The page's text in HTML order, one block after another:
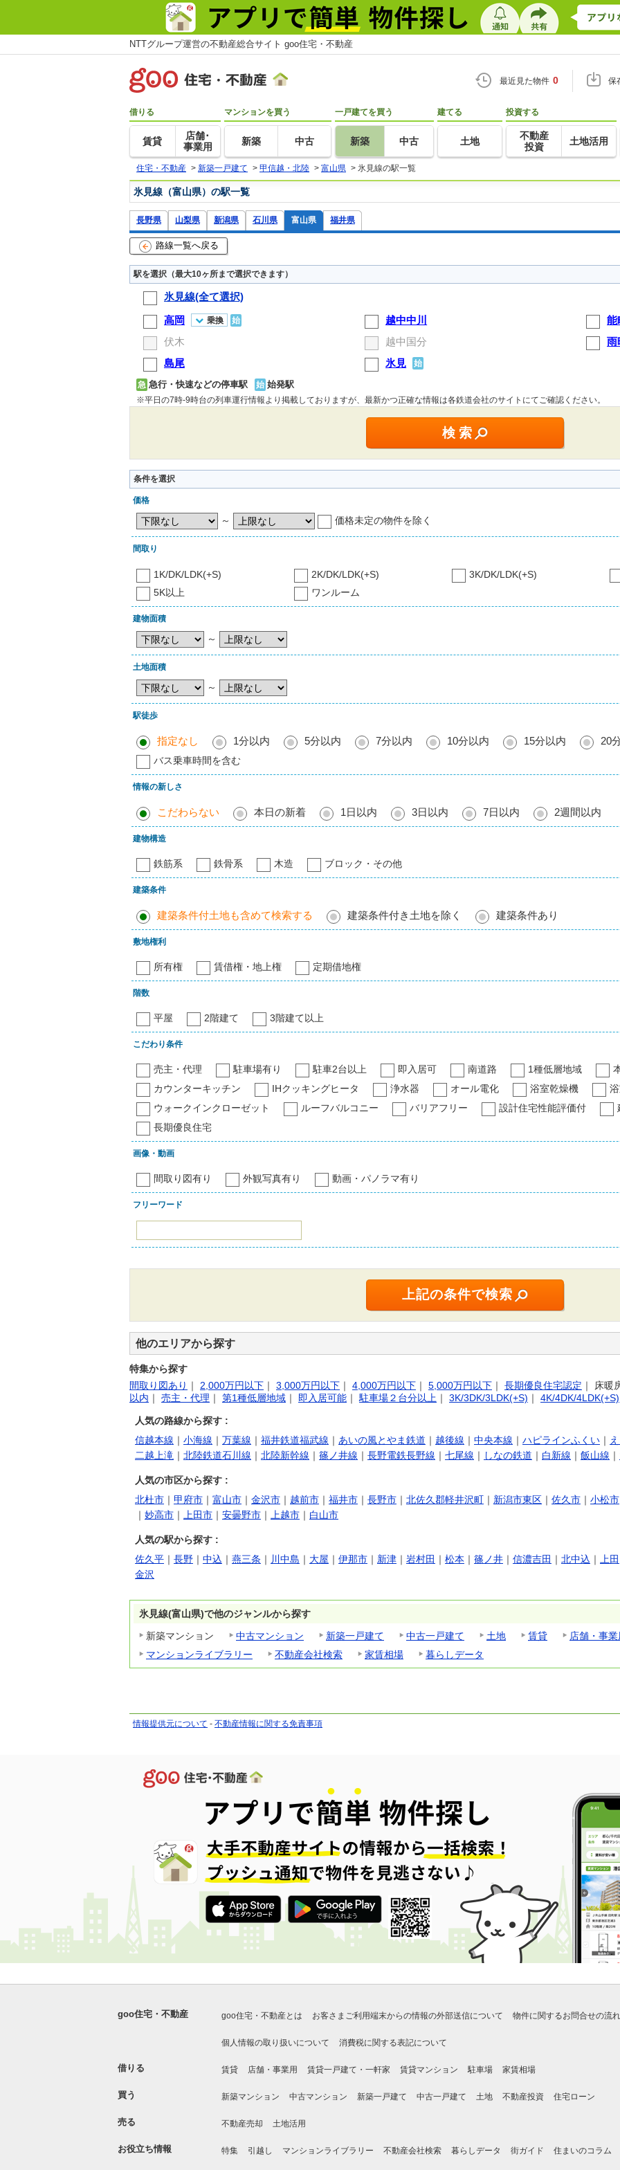
NTTグループ運営の不動産総合サイト goo住宅・不動産
最近見た物件 0 保
借りる
賃貸
店舗･
事業用
マンションを買う
新築 中古
一戸建てを買う
新築 中古
建てる
土地
投資する
不動産
投資
土地活用
住宅・不動産 > 新築一戸建て > 甲信越・北陸 > 富山県 > 氷見線の駅一覧
氷見線（富山県）の駅一覧
長野県 山梨県 新潟県 石川県 富山県 福井県
路線一覧へ戻る
駅を選択（最大10ヶ所まで選択できます）
氷見線(全て選択)
高岡
乗換 始 越中中川
能
伏木
越中国分
雨
島尾
氷見 始
急 急行・快速などの停車駅 始 始発駅
※平日の7時-9時台の列車運行情報より掲載しておりますが、最新かつ正確な情報は各鉄道会社のサイトにてご確認ください。
条件を選択
価格
～ 価格未定の物件を除く
間取り
1K/DK/LDK(+S) 2K/DK/LDK(+S)
3K/DK/LDK(+S)
5K以上
ワンルーム
建物面積
～
土地面積
～
駅徒歩
指定なし 1分以内 5分以内 7分以内 10分以内 15分以内 20
バス乗車時間を含む
情報の新しさ
こだわらない 本日の新着 1日以内 3日以内 7日以内 2週間以内
建物構造
鉄筋系 鉄骨系 木造 ブロック・その他
建築条件
建築条件付土地も含めて検索する 建築条件付き土地を除く 建築条件あり
敷地権利
所有権 賃借権・地上権 定期借地権
階数
平屋 2階建て 3階建て以上
こだわり条件
売主・代理 駐車場有り 駐車2台以上 即入居可 南道路 1種低層地域
カウンターキッチン
IHクッキングヒータ 浄水器 オール電化 浴室乾燥機
ウォークインクローゼット
ルーフバルコニー バリアフリー 設計住宅性能評価付
長期優良住宅
画像・動画
間取り図有り 外観写真有り 動画・パノラマ有り
フリーワード
他のエリアから探す
特集から探す
間取り図あり ｜ 2,000万円以下 ｜ 3,000万円以下 ｜ 4,000万円以下 ｜ 5,000万円以下 ｜ 長期優良住宅認定 ｜
床暖
以内 ｜ 売主・代理 ｜ 第1種低層地域 ｜ 即入居可能 ｜ 駐車場２台分以上 ｜ 3K/3DK/3LDK(+S) ｜ 4K/4DK/4LDK(+S)
人気の路線から探す :
信越本線 ｜ 小海線 ｜ 万葉線 ｜ 福井鉄道福武線 ｜ あいの風とやま鉄道 ｜ 越後線 ｜ 中央本線 ｜ ハピラインふくい ｜
二越上滝 ｜ 北陸鉄道石川線 ｜ 北陸新幹線 ｜ 篠ノ井線 ｜ 長野電鉄長野線 ｜ 七尾線 ｜ しなの鉄道 ｜ 白新線 ｜ 飯山線 ｜
人気の市区から探す :
北杜市 ｜ 甲府市 ｜ 富山市 ｜ 金沢市 ｜ 越前市 ｜ 福井市 ｜ 長野市 ｜ 北佐久郡軽井沢町 ｜ 新潟市東区 ｜ 佐久市 ｜ 小松市
｜ 妙高市 ｜ 上田市 ｜ 安曇野市 ｜ 上越市 ｜ 白山市
人気の駅から探す :
佐久平 ｜ 長野 ｜ 中込 ｜ 燕三条 ｜ 川中島 ｜ 大屋 ｜ 伊那市 ｜ 新津 ｜ 岩村田 ｜ 松本 ｜ 篠ノ井 ｜ 信濃吉田 ｜ 北中込 ｜ 上田
金沢
氷見線(富山県)で他のジャンルから探す
新築マンション
中古マンション 新築一戸建て 中古一戸建て 土地 賃貸
店舗・事業
マンションライブラリー
不動産会社検索 家賃相場 暮らしデータ
情報提供元について - 不動産情報に関する免責事項
goo住宅・不動産 goo住宅・不動産とは お客さまご利用端末からの情報の外部送信について 物件に関するお問合せの流れ
個人情報の取り扱いについて 消費税に関する表記について
借りる 賃貸 店舗・事業用 賃貸一戸建て・一軒家 賃貸マンション 駐車場 家賃相場
買う 新築マンション 中古マンション 新築一戸建て 中古一戸建て 土地 不動産投資 住宅ローン
売る 不動産売却 土地活用
お役立ち情報 特集 引越し マンションライブラリー 不動産会社検索 暮らしデータ 街ガイド 住まいのコラム